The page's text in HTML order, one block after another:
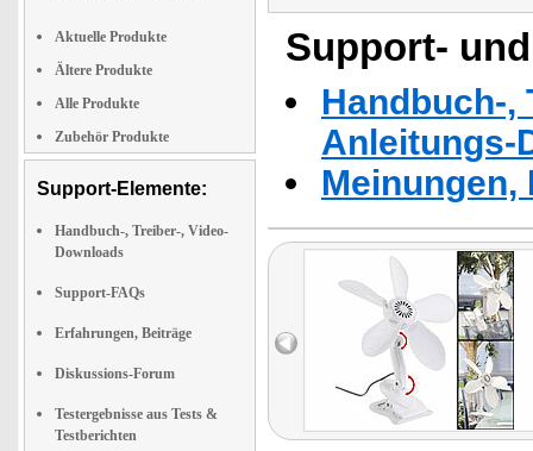
Aktuelle Produkte
Ältere Produkte
Alle Produkte
Zubehör Produkte
Support-Elemente:
Handbuch-, Treiber-, Video-
Downloads
Support-FAQs
Erfahrungen, Beiträge
Diskussions-Forum
Testergebnisse aus Tests &
Testberichten
Support-
Handbuch-,
Anleitungs-